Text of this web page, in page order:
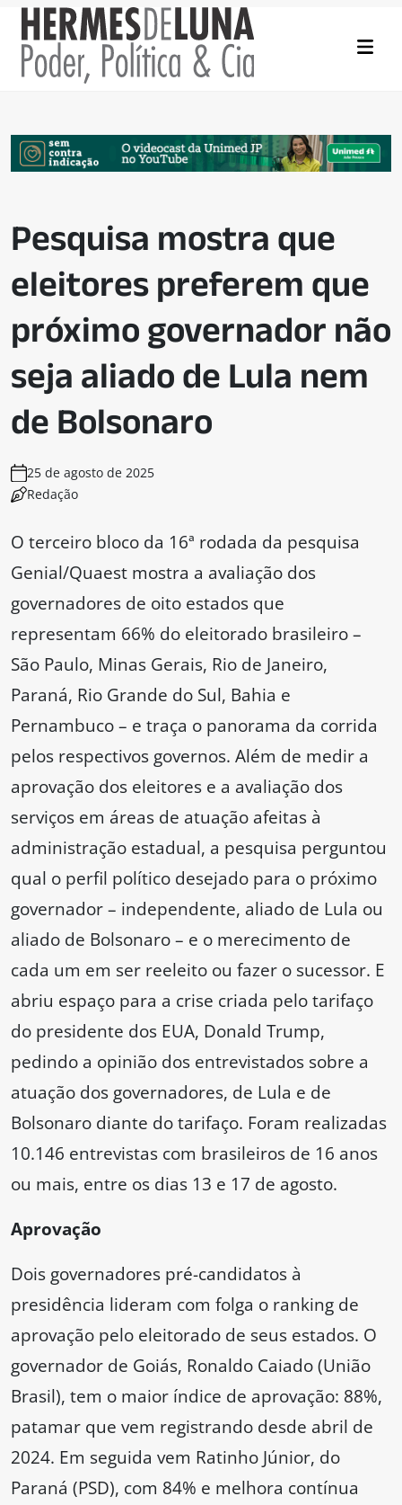
Pesquisa mostra que
eleitores preferem que
próximo governador não
seja aliado de Lula nem
de Bolsonaro
25 de agosto de 2025
Redação
O terceiro bloco da 16ª rodada da pesquisa
Genial/Quaest mostra a avaliação dos
governadores de oito estados que
representam 66% do eleitorado brasileiro –
São Paulo, Minas Gerais, Rio de Janeiro,
Paraná, Rio Grande do Sul, Bahia e
Pernambuco – e traça o panorama da corrida
pelos respectivos governos. Além de medir a
aprovação dos eleitores e a avaliação dos
serviços em áreas de atuação afeitas à
administração estadual, a pesquisa perguntou
qual o perfil político desejado para o próximo
governador – independente, aliado de Lula ou
aliado de Bolsonaro – e o merecimento de
cada um em ser reeleito ou fazer o sucessor. E
abriu espaço para a crise criada pelo tarifaço
do presidente dos EUA, Donald Trump,
pedindo a opinião dos entrevistados sobre a
atuação dos governadores, de Lula e de
Bolsonaro diante do tarifaço. Foram realizadas
10.146 entrevistas com brasileiros de 16 anos
ou mais, entre os dias 13 e 17 de agosto.
Aprovação
Dois governadores pré-candidatos à
presidência lideram com folga o ranking de
aprovação pelo eleitorado de seus estados. O
governador de Goiás, Ronaldo Caiado (União
Brasil), tem o maior índice de aprovação: 88%,
patamar que vem registrando desde abril de
2024. Em seguida vem Ratinho Júnior, do
Paraná (PSD), com 84% e melhora contínua